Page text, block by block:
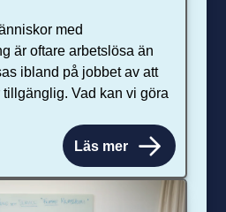
med
är oftare arbetslösa än
ibland på jobbet av att
Vad kan vi göra
Läs mer